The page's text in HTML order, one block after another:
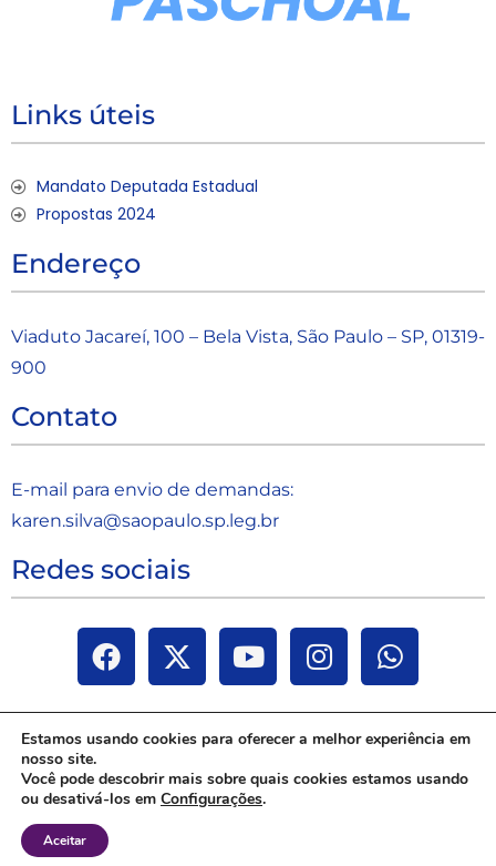
Links úteis
Mandato Deputada Estadual
Propostas 2024
Endereço
Viaduto Jacareí, 100 – Bela Vista, São Paulo – SP, 01319-
900
Contato
E-mail para envio de demandas:
karen.silva@saopaulo.sp.leg.br
Redes sociais
Janaina Paschoal | Todos os direitos reservados 2025
Estamos usando cookies para oferecer a melhor experiência em
nosso site.
Você pode descobrir mais sobre quais cookies estamos usando
ou desativá-los em Configurações.
Aceitar